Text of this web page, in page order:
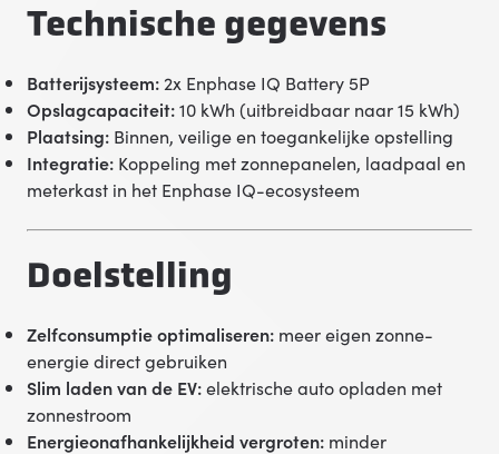
Technische gegevens
Batterijsysteem: 2x Enphase IQ Battery 5P
Opslagcapaciteit:10 kWh (uitbreidbaar naar 15 kWh)
Plaatsing: Binnen, veilige en toegankelijke opstelling
Integratie: Koppeling met zonnepanelen, laadpaal en
meterkast in het Enphase IQ-ecosysteem
Doelstelling
Zelfconsumptie optimaliseren: meer eigen zonne-
energie direct gebruiken
Slim laden van de EV:elektrische auto opladen met
zonnestroom
Energieonafhankelijkheid vergroten: minder